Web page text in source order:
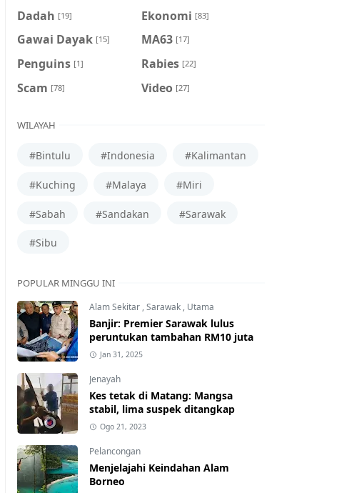
Dadah [19] Ekonomi [83]
Gawai Dayak [15] MA63 [17]
Penguins [1] Rabies [22]
Scam [78] Video [27]
WILAYAH
#Bintulu #Indonesia #Kalimantan
#Kuching #Malaya #Miri
#Sabah #Sandakan #Sarawak
#Sibu
POPULAR MINGGU INI
Alam Sekitar ,Sarawak , Utama
Banjir: Premier Sarawak lulus
peruntukan tambahan RM10 juta
Jan 31, 2025
Jenayah
Kes tetak di Matang: Mangsa
stabil, lima suspek ditangkap
Ogo 21, 2023
Pelancongan
Menjelajahi Keindahan Alam
Borneo